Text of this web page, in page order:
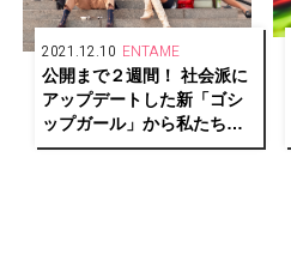
2021.12.10 ENTAME
公開まで２週間！ 社会派に
アップデートした新「ゴシ
ップガール」から私たちが
学ぶべきこと